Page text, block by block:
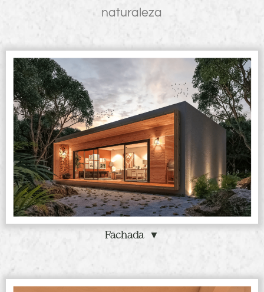
naturaleza
Fachada ▼